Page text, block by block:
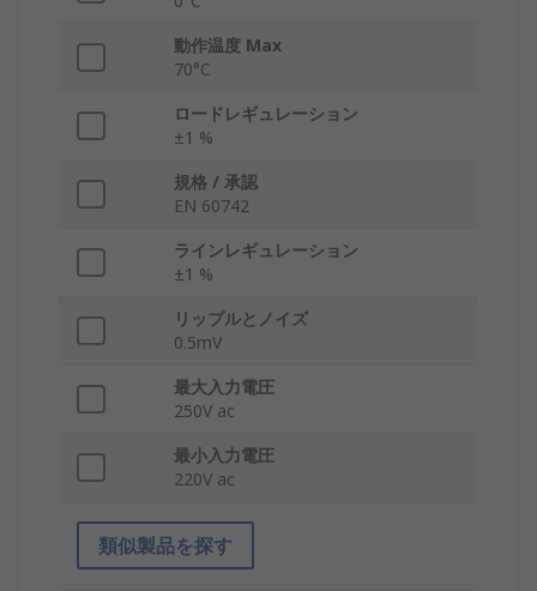
動作温度 Max
70°C
ロードレギュレーション
±1 %
規格 / 承認
EN 60742
ラインレギュレーション
±1 %
リップルとノイズ
0.5mV
最大入力電圧
250V ac
最小入力電圧
220V ac
類似製品を探す